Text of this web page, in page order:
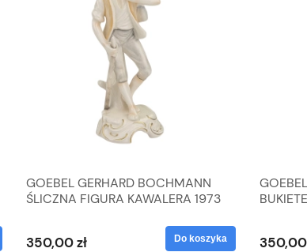
GOEBEL GERHARD BOCHMANN
ŚLICZNA FIGURA KAWALERA 1973
350,00 zł Do koszyka 350,00